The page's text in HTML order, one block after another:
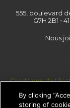
555, boulevard
G7H 2B1 •
Nous
Conditions
By clicking
storing of